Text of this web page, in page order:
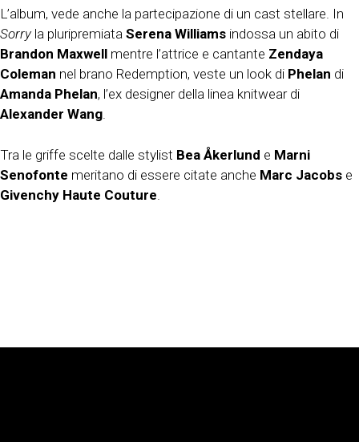
L’album, vede anche la partecipazione di un cast stellare. In
Sorry la pluripremiata Serena Williams indossa un abito di
Brandon Maxwell mentre l’attrice e cantante Zendaya
Coleman nel brano Redemption, veste un look di Phelan di
Amanda Phelan, l’ex designer della linea knitwear di
Alexander Wang.
Tra le griffe scelte dalle stylist Bea Åkerlund e Marni
Senofonte meritano di essere citate anche Marc Jacobs e
Givenchy Haute Couture